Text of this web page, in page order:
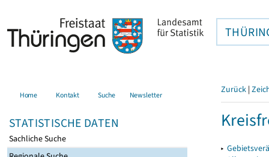
Home Kontakt Suche Newsletter
STATISTISCHE DATEN
Sachliche Suche
Zurück |
▸